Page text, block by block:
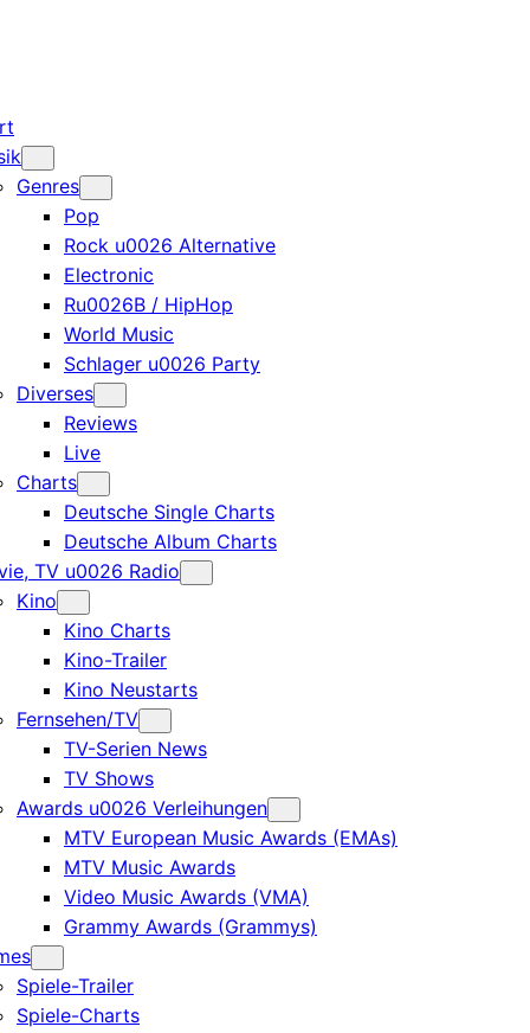
Genres
Pop
Rock u0026 Alternative
Electronic
Ru0026B / HipHop
World Music
Schlager u0026 Party
Diverses
Reviews
Live
Charts
Deutsche Single Charts
Deutsche Album Charts
TV u0026 Radio
Kino
Kino Charts
Kino-Trailer
Kino Neustarts
Fernsehen/TV
TV-Serien News
TV Shows
Awards u0026 Verleihungen
MTV European Music Awards (EMAs)
MTV Music Awards
Video Music Awards (VMA)
Grammy Awards (Grammys)
Spiele-Trailer
Spiele-Charts